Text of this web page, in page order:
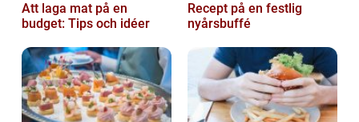
Att laga mat på en
budget: Tips och idéer
Recept på en festlig
nyårsbuffé